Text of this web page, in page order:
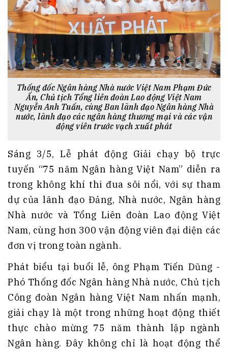
Thống đốc Ngân hàng Nhà nước Việt Nam Phạm Đức
Ấn, Chủ tịch Tổng liên đoàn Lao động Việt Nam
Nguyễn Anh Tuấn, cùng Ban lãnh đạo Ngân hàng Nhà
nước, lãnh đạo các ngân hàng thương mại và các vận
động viên trước vạch xuất phát
Sáng 3/5, Lễ phát động Giải chạy bộ trực
tuyến “75 năm Ngân hàng Việt Nam” diễn ra
trong không khí thi đua sôi nổi, với sự tham
dự của lãnh đạo Đảng, Nhà nước, Ngân hàng
Nhà nước và Tổng Liên đoàn Lao động Việt
Nam, cùng hơn 300 vận động viên đại diện các
đơn vị trong toàn ngành.
Phát biểu tại buổi lễ, ông Phạm Tiến Dũng -
Phó Thống đốc Ngân hàng Nhà nước, Chủ tịch
Công đoàn Ngân hàng Việt Nam nhấn mạnh,
giải chạy là một trong những hoạt động thiết
thực chào mừng 75 năm thành lập ngành
Ngân hàng. Đây không chỉ là hoạt động thể